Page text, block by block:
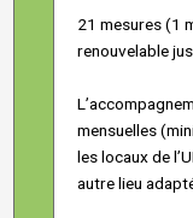
21 mesures (1
renouvelable
mensuelles
les locaux de
autre lieu